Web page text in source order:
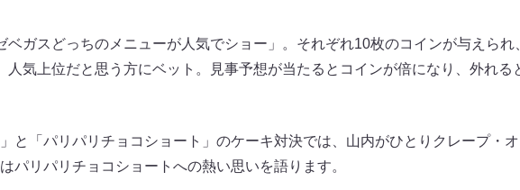
ベガスどっちのメニューが人気でショー」。それぞれ10枚のコインが与えられ
人気上位だと思う方にベット。見事予想が当たるとコインが倍になり、外れる
と「パリパリチョコショート」のケーキ対決では、山内がひとりクレープ・オ
パリパリチョコショートへの熱い思いを語ります。